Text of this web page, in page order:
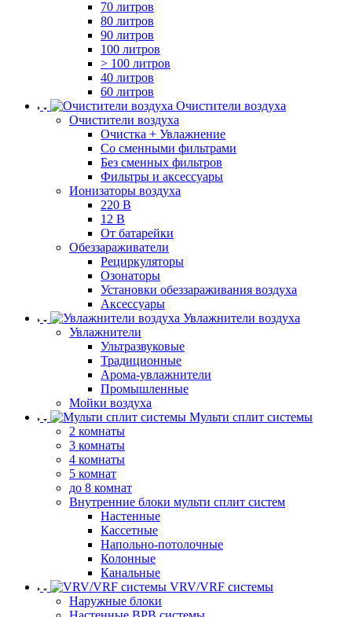
70 литров
80 литров
90 литров
100 литров
> 100 литров
40 литров
60 литров
Очистители воздуха
Очистители воздуха
Очистка + Увлажнение
Cо сменными фильтрами
Без сменных фильтров
Фильтры и аксессуары
Ионизаторы воздуха
220 В
12 В
От батарейки
Обеззараживатели
Рециркуляторы
Озонаторы
Установки обеззараживания воздуха
Аксессуары
Увлажнители воздуха
Увлажнители
Ультразвуковые
Традиционные
Арома-увлажнители
Промышленные
Мойки воздуха
Мульти сплит системы
2 комнаты
3 комнаты
4 комнаты
5 комнат
до 8 комнат
Внутренние блоки мульти сплит систем
Настенные
Кассетные
Напольно-потолочные
Колонные
Канальные
VRV/VRF системы
Наружные блоки